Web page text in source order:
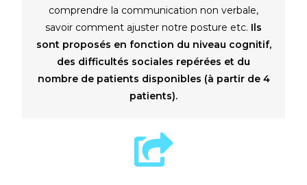
comprendre la communication non verbale,
savoir comment ajuster notre posture etc. Ils
sont proposés en fonction du niveau cognitif,
des difficultés sociales repérées et du
nombre de patients disponibles (à partir de 4
patients).